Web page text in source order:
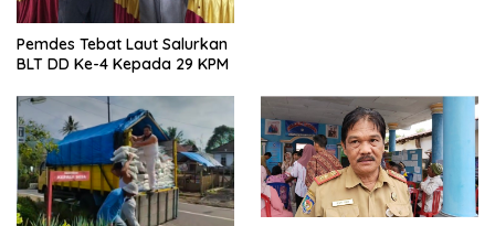
Pemdes Tebat Laut Salurkan
BLT DD Ke-4 Kepada 29 KPM